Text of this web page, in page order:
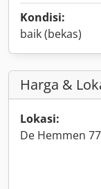
Kondisi:
baik (bekas)
Harga &
Lokasi:
De Hemmen